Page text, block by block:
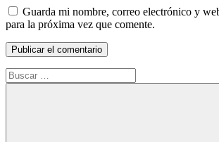
Guarda mi nombre, correo electrónico y
para la próxima vez que comente.
Buscar: